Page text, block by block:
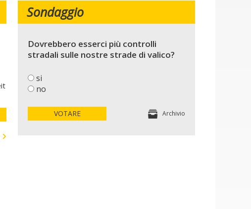
Sondaggio
Dovrebbero esserci più controlli
stradali sulle nostre strade di valico?
si
no
VOTARE Archivio